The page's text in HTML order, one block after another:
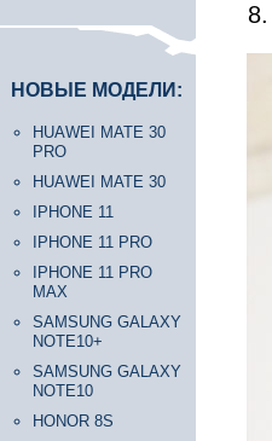
НОВЫЕ МОДЕЛИ:
HUAWEI MATE 30
PRO
HUAWEI MATE 30
IPHONE 11
IPHONE 11 PRO
IPHONE 11 PRO
MAX
SAMSUNG GALAXY
NOTE10+
SAMSUNG GALAXY
NOTE10
HONOR 8S